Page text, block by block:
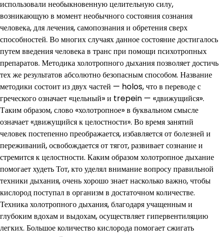
использовали необыкновенную целительную силу,
возникающую в момент необычного состояния сознания
человека, для лечения, самопознания и обретения сверх
способностей. Во многих случаях данное состояние достигалось
путем введения человека в транс при помощи психотропных
препаратов. Методика холотропного дыхания позволяет достичь
тех же результатов абсолютно безопасным способом. Название
методики состоит из двух частей — holos, что в переводе с
греческого означает «цельный» и trepein — «движущийся».
Таким образом, слово «холотропное» в буквальном смысле
означает «движущийся к целостности». Во время занятий
человек постепенно преображается, избавляется от болезней и
переживаний, освобождается от тягот, развивает сознание и
стремится к целостности. Каким образом холотропное дыхание
помогает худеть Тот, кто уделял внимание вопросу правильной
техники дыхания, очень хорошо знает насколько важно, чтобы
кислород поступал в организм в достаточном количестве.
Техника холотропного дыхания, благодаря учащенным и
глубоким вдохам и выдохам, осуществляет гипервентиляцию
легких. Большое количество кислорода помогает сжигать